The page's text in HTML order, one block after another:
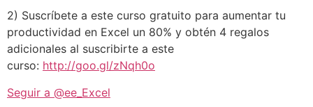
2) Suscríbete a este curso gratuito para aumentar tu
productividad en Excel un 80% y obtén 4 regalos
adicionales al suscribirte a este
curso: http://goo.gl/zNqh0o
Seguir a @ee_Excel